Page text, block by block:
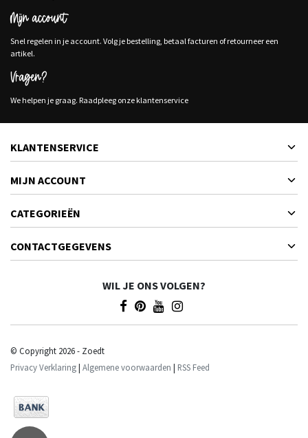
Mijn account
Snel regelen in je account. Volg je bestelling, betaal facturen of retourneer een
artikel.
Vragen?
We helpen je graag. Raadpleeg onze klantenservice
KLANTENSERVICE
MIJN ACCOUNT
CATEGORIEËN
CONTACTGEGEVENS
WIL JE ONS VOLGEN?
© Copyright 2026 - Zoedt
Privacy Verklaring| Algemene voorwaarden | RSS Feed